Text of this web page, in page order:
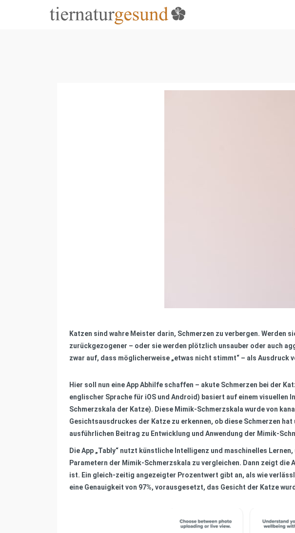
Katzen sind wahre Meister darin, Schmerzen zu verbergen.
zurückgezogener – oder sie werden plötzlich unsauber oder auch
zwar auf, dass möglicherweise „etwas nicht stimmt“ – als
Hier soll nun eine App Abhilfe schaffen – akute Schmerzen bei der
englischer Sprache für iOS und Android) basiert auf einem visuellen
Schmerzskala der Katze). Diese Mimik-Schmerzskala wurde von
Gesichtsausdruckes der Katze zu erkennen, ob diese Schmerzen
ausführlichen Beitrag zu Entwicklung und Anwendung der Mimik-
Die App „Tably“ nutzt künstliche Intelligenz und maschinelles
Parametern der Mimik-Schmerzskala zu vergleichen. Dann zeigt
ist. Ein gleich-zeitig angezeigter Prozentwert gibt an, als wie
eine Genauigkeit von 97%, vorausgesetzt, das Gesicht der Katze